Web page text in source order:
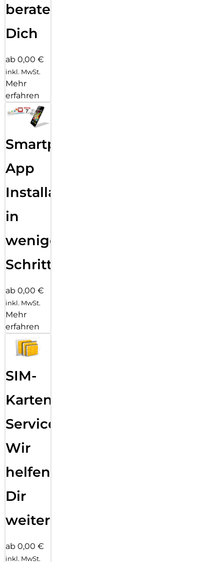
beraten
Dich
ab 0,00 €
inkl. MwSt.
Mehr
erfahren
Smartphone
App
Installation
in
wenigen
Schritten
ab 0,00 €
inkl. MwSt.
Mehr
erfahren
SIM-
Karten
Service:
Wir
helfen
Dir
weiter
ab 0,00 €
inkl. MwSt.